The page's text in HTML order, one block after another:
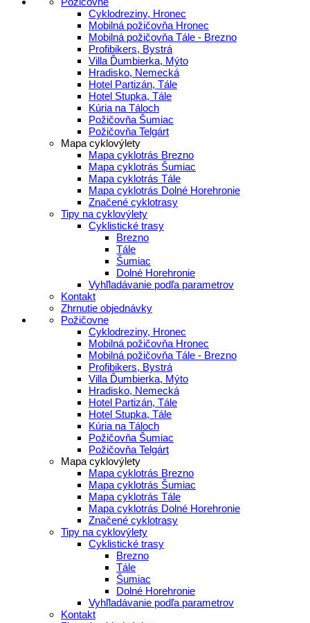
Cyklodreziny, Hronec
Mobilná požičovňa Hronec
Mobilná požičovňa Tále - Brezno
Profibikers, Bystrá
Villa Ďumbierka, Mýto
Hradisko, Nemecká
Hotel Partizán, Tále
Hotel Stupka, Tále
Kúria na Táloch
Požičovňa Šumiac
Požičovňa Telgárt
Mapa cyklovýlety
Mapa cyklotrás Brezno
Mapa cyklotrás Šumiac
Mapa cyklotrás Tále
Mapa cyklotrás Dolné Horehronie
Značené cyklotrasy
Tipy na cyklovýlety
Cyklistické trasy
Brezno
Tále
Šumiac
Dolné Horehronie
Vyhľladávanie podľa parametrov
Kontakt
Zhrnutie objednávky
Požičovne
Cyklodreziny, Hronec
Mobilná požičovňa Hronec
Mobilná požičovňa Tále - Brezno
Profibikers, Bystrá
Villa Ďumbierka, Mýto
Hradisko, Nemecká
Hotel Partizán, Tále
Hotel Stupka, Tále
Kúria na Táloch
Požičovňa Šumiac
Požičovňa Telgárt
Mapa cyklovýlety
Mapa cyklotrás Brezno
Mapa cyklotrás Šumiac
Mapa cyklotrás Tále
Mapa cyklotrás Dolné Horehronie
Značené cyklotrasy
Tipy na cyklovýlety
Cyklistické trasy
Brezno
Tále
Šumiac
Dolné Horehronie
Vyhľladávanie podľa parametrov
Kontakt